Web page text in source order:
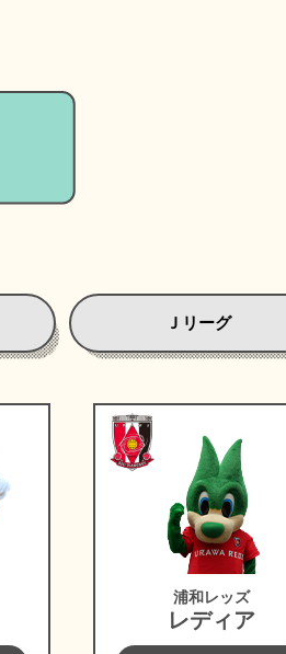
Ｊリーグ
浦和レッズ
レディア